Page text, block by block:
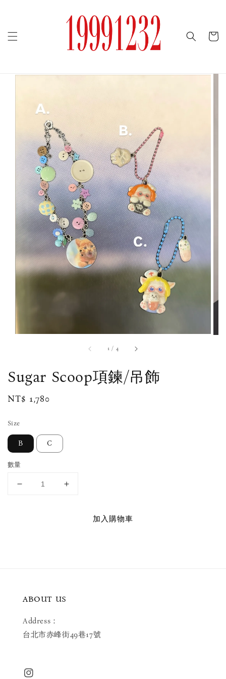
1 / 4
Sugar Scoop項鍊/吊飾
Regular
NT$ 1,780
Size
B C
數量
加入購物車
ABOUT US
Address：
台北市赤峰街49巷17號